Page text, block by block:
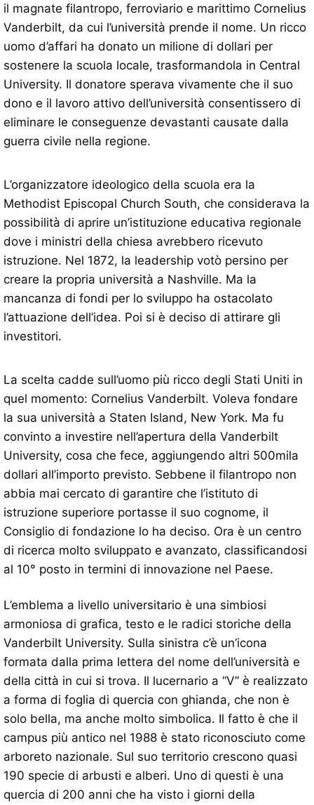
il magnate filantropo, ferroviario e marittimo Cornelius
Vanderbilt, da cui l’università prende il nome. Un ricco
uomo d’affari ha donato un milione di dollari per
sostenere la scuola locale, trasformandola in Central
University. Il donatore sperava vivamente che il suo
dono e il lavoro attivo dell’università consentissero di
eliminare le conseguenze devastanti causate dalla
guerra civile nella regione.
L’organizzatore ideologico della scuola era la
Methodist Episcopal Church South, che considerava la
possibilità di aprire un’istituzione educativa regionale
dove i ministri della chiesa avrebbero ricevuto
istruzione. Nel 1872, la leadership votò persino per
creare la propria università a Nashville. Ma la
mancanza di fondi per lo sviluppo ha ostacolato
l’attuazione dell’idea. Poi si è deciso di attirare gli
investitori.
La scelta cadde sull’uomo più ricco degli Stati Uniti in
quel momento: Cornelius Vanderbilt. Voleva fondare
la sua università a Staten Island, New York. Ma fu
convinto a investire nell’apertura della Vanderbilt
University, cosa che fece, aggiungendo altri 500mila
dollari all’importo previsto. Sebbene il filantropo non
abbia mai cercato di garantire che l’istituto di
istruzione superiore portasse il suo cognome, il
Consiglio di fondazione lo ha deciso. Ora è un centro
di ricerca molto sviluppato e avanzato, classificandosi
al 10° posto in termini di innovazione nel Paese.
L’emblema a livello universitario è una simbiosi
armoniosa di grafica, testo e le radici storiche della
Vanderbilt University. Sulla sinistra c’è un’icona
formata dalla prima lettera del nome dell’università e
della città in cui si trova. Il lucernario a “V” è realizzato
a forma di foglia di quercia con ghianda, che non è
solo bella, ma anche molto simbolica. Il fatto è che il
campus più antico nel 1988 è stato riconosciuto come
arboreto nazionale. Sul suo territorio crescono quasi
190 specie di arbusti e alberi. Uno di questi è una
quercia di 200 anni che ha visto i giorni della